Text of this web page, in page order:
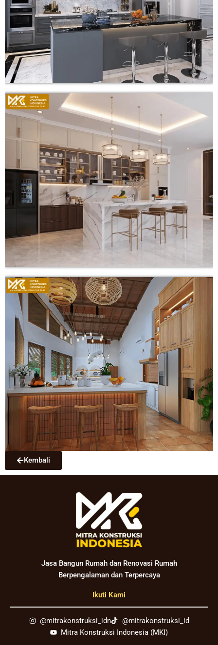
Kembali
Jasa Bangun Rumah dan Renovasi Rumah
Berpengalaman dan Terpercaya
Ikuti Kami
@mitrakonstruksi_idn
@mitrakonstruksi_id
Mitra Konstruksi Indonesia (MKI)